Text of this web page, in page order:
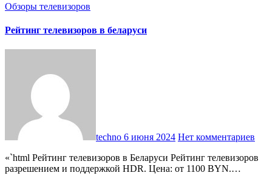
Обзоры телевизоров
Рейтинг телевизоров в беларуси
techno 6 июня 2024 Нет комментариев
«`html Рейтинг телевизоров в Беларуси Рейтинг телевизоров в Беларуси Топ-5 телевизоров с диагональю 43 дюйма LG 43UN71006LB. Телевизор с отличной цветопередачей, высоким
разрешением и поддержкой HDR. Цена: от 1100 BYN.…